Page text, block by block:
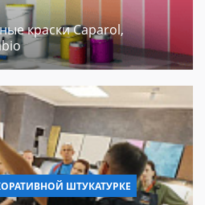
краски Caparol,
ШТУКАТУРКЕ